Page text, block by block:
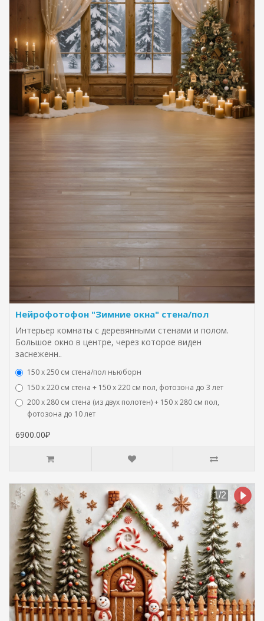
Нейрофотофон "Зимние окна" стена/пол
Интерьер комнаты с деревянными стенами и полом.
Большое окно в центре, через которое виден
заснеженн..
150 х 250 см стена/пол ньюборн
150 х 220 см стена + 150 х 220 см пол, фотозона до 3 лет
200 х 280 см стена (из двух полотен) + 150 х 280 см пол,
фотозона до 10 лет
6900.00₽